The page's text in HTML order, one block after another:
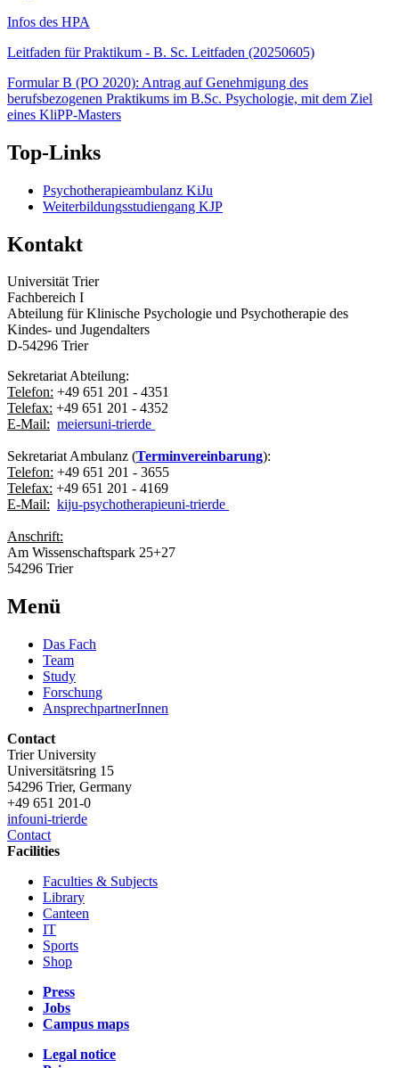
Infos des HPA
Leitfaden für Praktikum - B. Sc. Leitfaden (20250605)
Formular B (PO 2020): Antrag auf Genehmigung des
berufsbezogenen Praktikums im B.Sc. Psychologie, mit dem Ziel
eines KliPP-Masters
Top-Links
Psychotherapieambulanz KiJu
Weiterbildungsstudiengang KJP
Kontakt
Universität Trier
Fachbereich I
Abteilung für Klinische Psychologie und Psychotherapie des
Kindes- und Jugendalters
D-54296 Trier
Sekretariat Abteilung:
Telefon: +49 651 201 - 4351
Telefax: +49 651 201 - 4352
E-Mail: meiersuni-trierde
Sekretariat Ambulanz (Terminvereinbarung):
Telefon: +49 651 201 - 3655
Telefax: +49 651 201 - 4169
E-Mail: kiju-psychotherapieuni-trierde
Anschrift:
Am Wissenschaftspark 25+27
54296 Trier
Menü
Das Fach
Team
Study
Forschung
AnsprechpartnerInnen
Contact
Trier University
Universitätsring 15
54296 Trier, Germany
+49 651 201-0
infouni-trierde
Contact
Facilities
Faculties & Subjects
Library
Canteen
IT
Sports
Shop
Press
Jobs
Campus maps
Legal notice